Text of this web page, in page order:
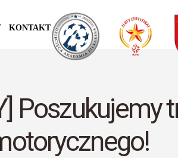
KONTAKT
Poszukujemy